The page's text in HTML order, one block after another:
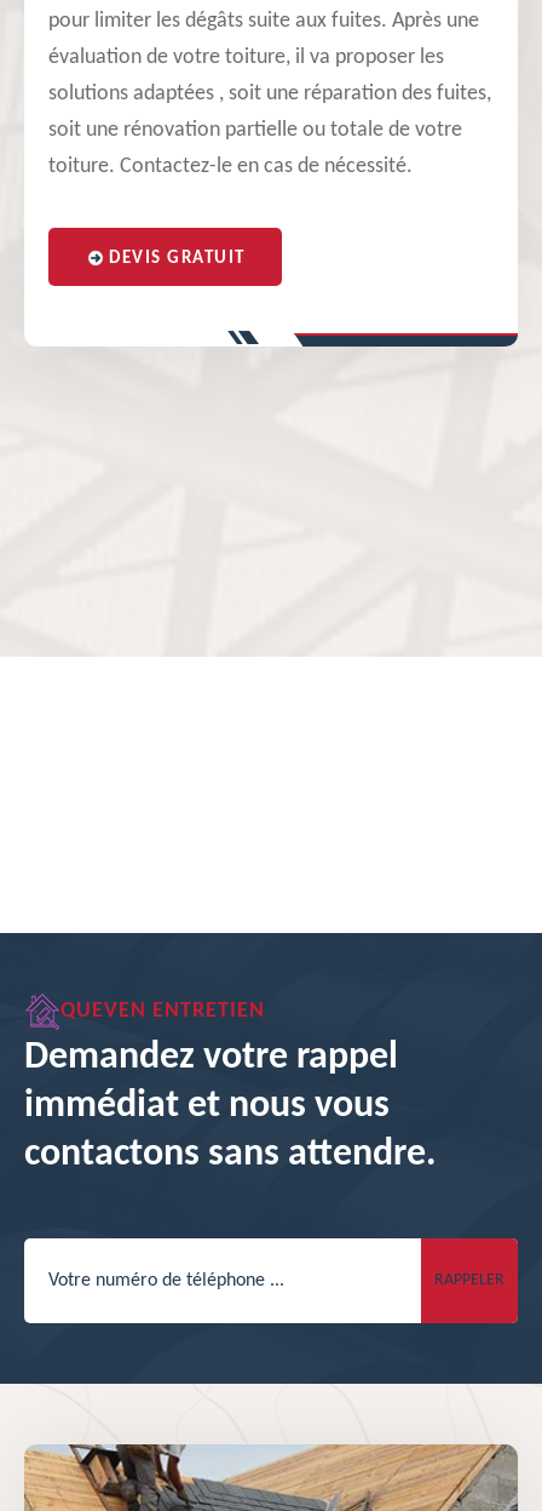
pour limiter les dégâts suite aux fuites. Après une
évaluation de votre toiture, il va proposer les
solutions adaptées , soit une réparation des fuites,
soit une rénovation partielle ou totale de votre
toiture. Contactez-le en cas de nécessité.
DEVIS GRATUIT
QUEVEN ENTRETIEN
Demandez votre rappel
immédiat et nous vous
contactons sans attendre.